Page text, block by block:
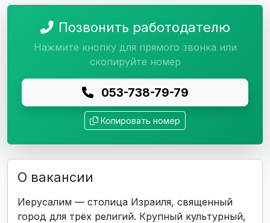
Позвонить работодателю
Нажмите кнопку для прямого звонка или
скопируйте номер
053-738-79-79
Копировать номер
О вакансии
Иерусалим — столица Израиля, священный
город для трёх религий. Крупный культурный,